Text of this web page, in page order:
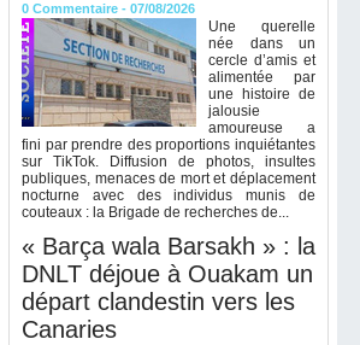
0 Commentaire - 07/08/2026
Une querelle
née dans un
cercle d’amis et
alimentée par
une histoire de
jalousie
amoureuse a
fini par prendre des proportions inquiétantes
sur TikTok. Diffusion de photos, insultes
publiques, menaces de mort et déplacement
nocturne avec des individus munis de
couteaux : la Brigade de recherches de...
« Barça wala Barsakh » : la
DNLT déjoue à Ouakam un
départ clandestin vers les
Canaries